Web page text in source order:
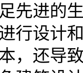
先进的
行设计
，还导